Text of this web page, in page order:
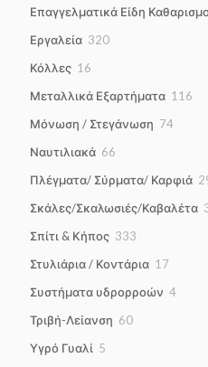
Επαγγελματικά Είδη
Εργαλεία 320320
Κόλλες 16
Μεταλλικά Εξαρτήματα 116
Μόνωση / Στεγάνωση 7474
Ναυτιλιακά 66
Πλέγματα/ Σύρματα/ Καρφιά
Σκάλες/Σκαλωσιές/Καβαλέτα
Σπίτι & Κήπος 333
Στυλιάρια / Κοντάρια 1717
Συστήματα υδρορροών 44
Τριβή-Λείανση 6060
Υγρό Γυαλί 5